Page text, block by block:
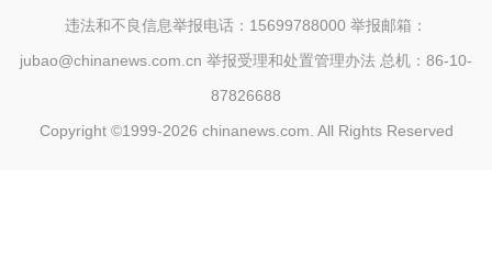
违法和不良信息举报电话：15699788000 举报邮箱：
jubao@chinanews.com.cn 举报受理和处置管理办法 总机：86-10-
87826688
Copyright ©1999-2026 chinanews.com. All Rights Reserved